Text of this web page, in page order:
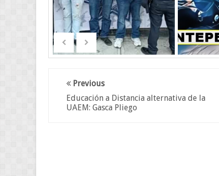
Previous
Educación a Distancia alternativa de la
UAEM: Gasca Pliego